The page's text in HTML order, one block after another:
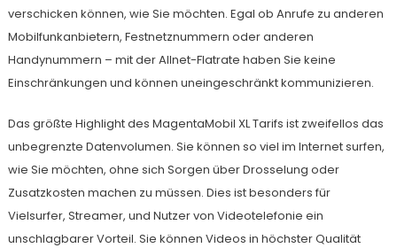
verschicken können, wie Sie möchten. Egal ob Anrufe zu anderen
Mobilfunkanbietern, Festnetznummern oder anderen
Handynummern – mit der Allnet-Flatrate haben Sie keine
Einschränkungen und können uneingeschränkt kommunizieren.
Das größte Highlight des MagentaMobil XL Tarifs ist zweifellos das
unbegrenzte Datenvolumen. Sie können so viel im Internet surfen,
wie Sie möchten, ohne sich Sorgen über Drosselung oder
Zusatzkosten machen zu müssen. Dies ist besonders für
Vielsurfer, Streamer, und Nutzer von Videotelefonie ein
unschlagbarer Vorteil. Sie können Videos in höchster Qualität